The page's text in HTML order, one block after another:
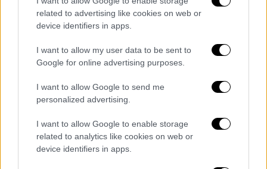
related to advertising like cookies on web or
device identifiers in apps.
I want to allow my user data to be sent to
Google for online advertising purposes.
I want to allow Google to send me
personalized advertising.
I want to allow Google to enable storage
related to analytics like cookies on web or
device identifiers in apps.
Η αστυνομίααπέφυγε να επιβεβαιώσει τις
λεπτομέρειεςπου ανέφερε η El Pais στο
ΟΛΕΣ ΟΙ ΕΙΔΗΣΕΙΣ
Αποσύρεται ο Γιώργος Κατρούγκαλος
από τα ψηφοδέλτια του ΣΥΡΙΖΑ μετά τη
δήλωση για τις εισφορές των
ελεύθερων επαγγελματιών
Στην τελική ευθεία για τις εκλογές:
Πότε θα δημοσιευθεί η πρώτη εκτίμηση